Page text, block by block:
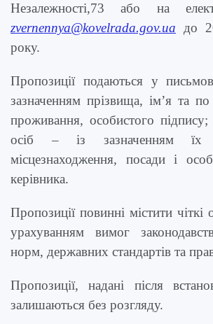
Незалежності,73 або на
zvernennya@kovelrada.gov.ua до
року.
Пропозиції подаються у
зазначенням прізвища, ім’я та по
проживання, особистого
осіб – із зазначенням їх
місцезнаходження, посади і
керівника.
Пропозиції повинні містити чіткі
урахуванням вимог
норм, державних стандартів та
Пропозиції, надані після
залишаються без розгляду.